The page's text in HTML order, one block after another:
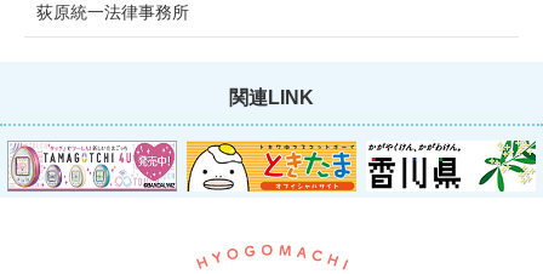
荻原統一法律事務所
関連LINK